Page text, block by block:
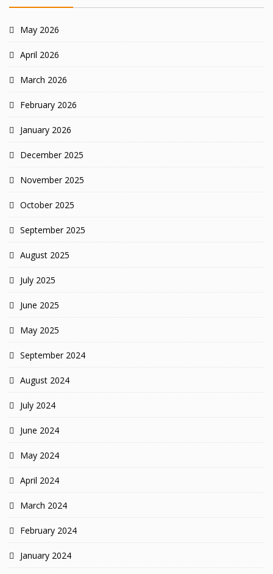
May 2026
April 2026
March 2026
February 2026
January 2026
December 2025
November 2025
October 2025
September 2025
August 2025
July 2025
June 2025
May 2025
September 2024
August 2024
July 2024
June 2024
May 2024
April 2024
March 2024
February 2024
January 2024